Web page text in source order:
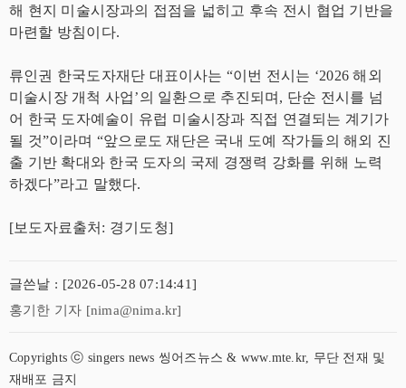
해 현지 미술시장과의 접점을 넓히고 후속 전시 협업 기반을
마련할 방침이다.
류인권 한국도자재단 대표이사는 “이번 전시는 ‘2026 해외
미술시장 개척 사업’의 일환으로 추진되며, 단순 전시를 넘
어 한국 도자예술이 유럽 미술시장과 직접 연결되는 계기가
될 것”이라며 “앞으로도 재단은 국내 도예 작가들의 해외 진
출 기반 확대와 한국 도자의 국제 경쟁력 강화를 위해 노력
하겠다”라고 말했다.
[보도자료출처: 경기도청]
글쓴날 : [2026-05-28 07:14:41]
홍기한 기자 [nima@nima.kr]
Copyrights ⓒ singers news 씽어즈뉴스 & www.mte.kr, 무단 전재 및
재배포 금지